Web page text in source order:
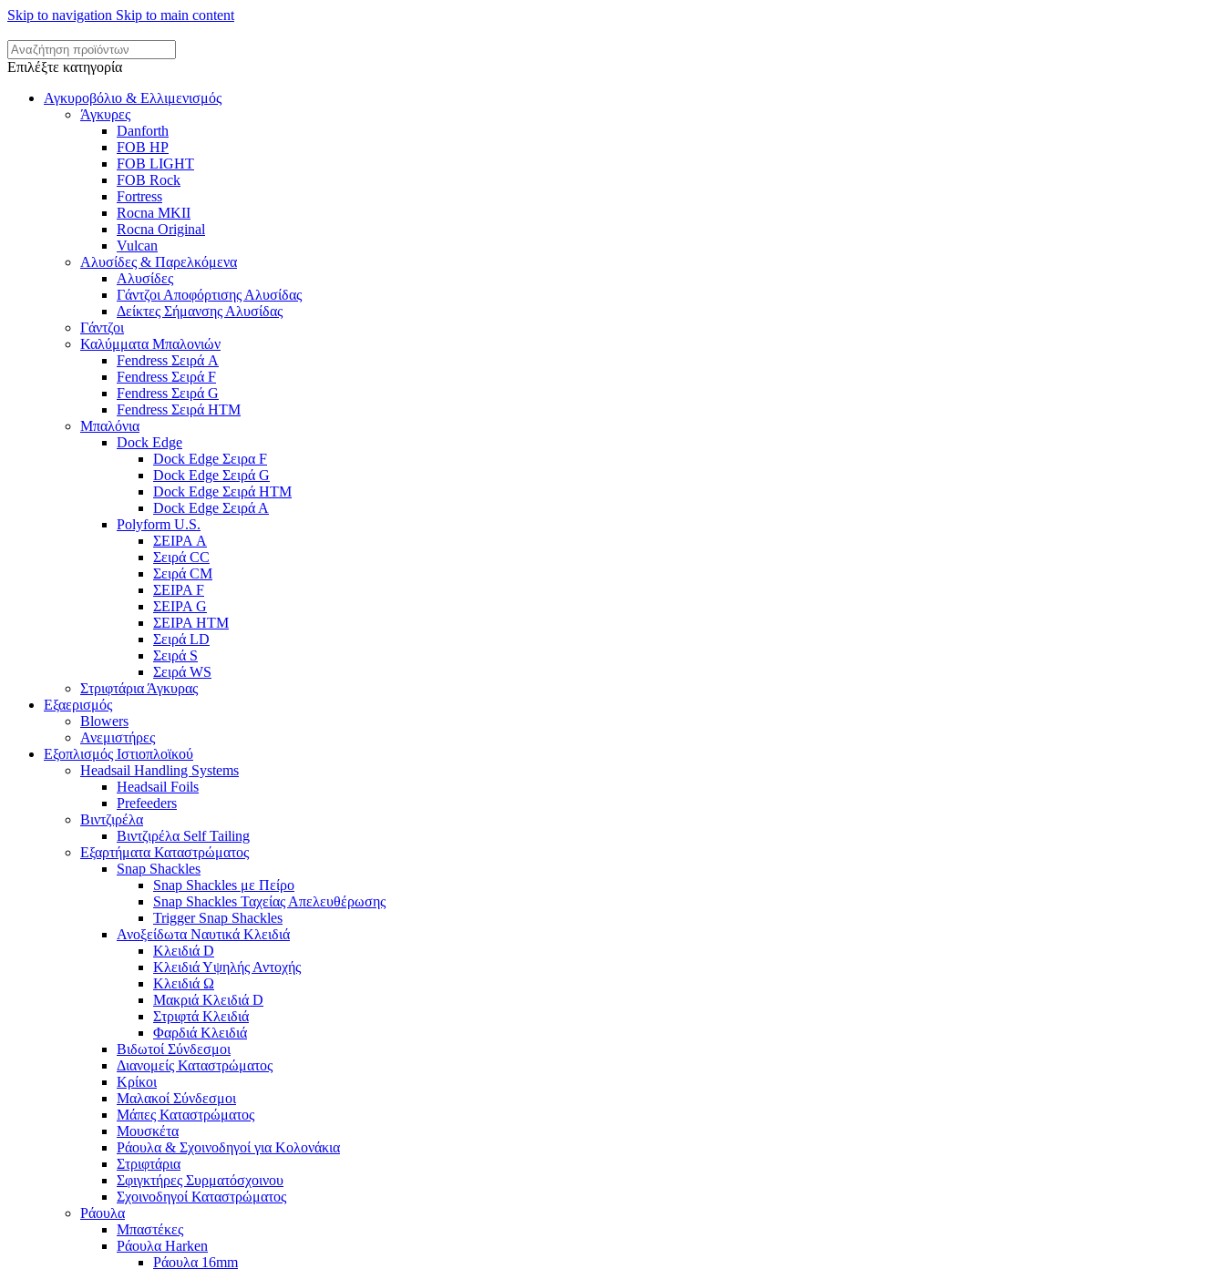
Skip to navigation Skip to main content
Επιλέξτε κατηγορία
Αγκυροβόλιο & Ελλιμενισμός
Άγκυρες
Danforth
FOB HP
FOB LIGHT
FOB Rock
Fortress
Rocna MKII
Rocna Original
Vulcan
Αλυσίδες & Παρελκόμενα
Αλυσίδες
Γάντζοι Αποφόρτισης Αλυσίδας
Δείκτες Σήμανσης Αλυσίδας
Γάντζοι
Καλύμματα Μπαλονιών
Fendress Σειρά A
Fendress Σειρά F
Fendress Σειρά G
Fendress Σειρά HTM
Μπαλόνια
Dock Edge
Dock Edge Σειρα F
Dock Edge Σειρά G
Dock Edge Σειρά HTM
Dock Edge Σειρά Α
Polyform U.S.
ΣΕΙΡΑ A
Σειρά CC
Σειρά CM
ΣΕΙΡΑ F
ΣΕΙΡΑ G
ΣΕΙΡΑ HTM
Σειρά LD
Σειρά S
Σειρά WS
Στριφτάρια Άγκυρας
Εξαερισμός
Blowers
Ανεμιστήρες
Εξοπλισμός Ιστιοπλοϊκού
Headsail Handling Systems
Headsail Foils
Prefeeders
Βιντζιρέλα
Βιντζιρέλα Self Tailing
Εξαρτήματα Καταστρώματος
Snap Shackles
Snap Shackles με Πείρο
Snap Shackles Ταχείας Απελευθέρωσης
Trigger Snap Shackles
Ανοξείδωτα Ναυτικά Κλειδιά
Κλειδιά D
Κλειδιά Υψηλής Αντοχής
Κλειδιά Ω
Μακριά Κλειδιά D
Στριφτά Κλειδιά
Φαρδιά Κλειδιά
Βιδωτοί Σύνδεσμοι
Διανομείς Καταστρώματος
Κρίκοι
Μαλακοί Σύνδεσμοι
Μάπες Καταστρώματος
Μουσκέτα
Ράουλα & Σχοινοδηγοί για Κολονάκια
Στριφτάρια
Σφιγκτήρες Συρματόσχοινου
Σχοινοδηγοί Καταστρώματος
Ράουλα
Μπαστέκες
Ράουλα Harken
Ράουλα 16mm